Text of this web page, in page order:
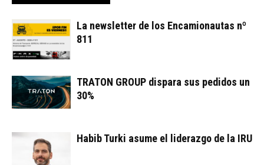
La newsletter de los Encamionautas nº
811
TRATON GROUP dispara sus pedidos un
30%
Habib Turki asume el liderazgo de la IRU